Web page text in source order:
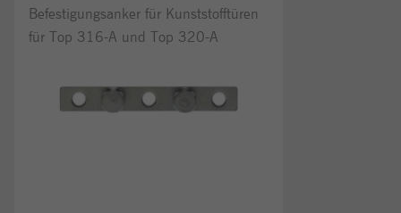
Befestigungsanker für Kunststofftüren
für Top 316-A und Top 320-A